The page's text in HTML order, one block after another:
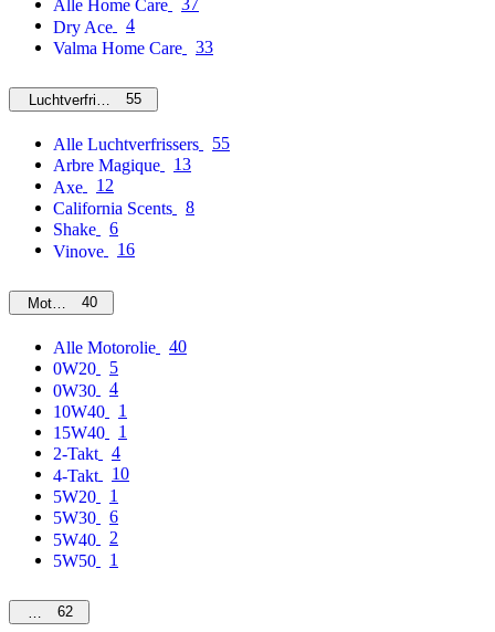
Alle Home Care
37
Dry Ace
4
Valma Home Care
33
Luchtverfrissers55
Alle Luchtverfrissers
55
Arbre Magique
13
Axe
12
California Scents
8
Shake
6
Vinove
16
Motorolie40
Alle Motorolie
40
0W20
5
0W30
4
10W40
1
15W40
1
2-Takt
4
4-Takt
10
5W20
1
5W30
6
5W40
2
5W50
1
MPM62